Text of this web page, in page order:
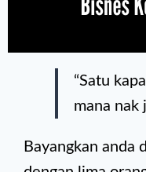
“Satu
mana nak
Bayangkan anda